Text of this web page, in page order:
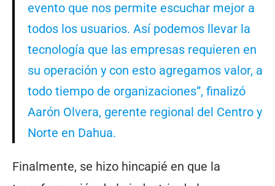
evento que nos permite escuchar mejor a
todos los usuarios. Así podemos llevar la
tecnología que las empresas requieren en
su operación y con esto agregamos valor, a
todo tiempo de organizaciones”, finalizó
Aarón Olvera, gerente regional del Centro y
Norte en Dahua.
Finalmente, se hizo hincapié en que la